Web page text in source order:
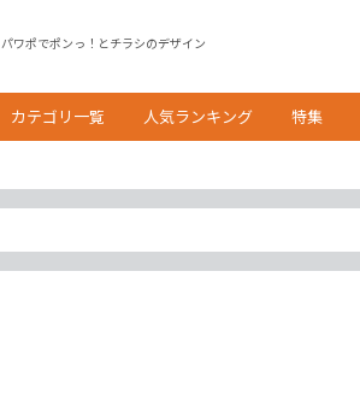
パワポでポンっ！とチラシのデザイン
カテゴリ一覧 人気ランキング 特集